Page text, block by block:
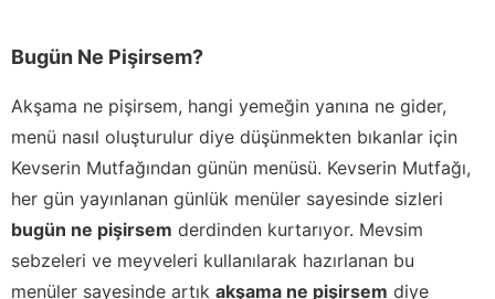
Bugün Ne Pişirsem?
Akşama ne pişirsem, hangi yemeğin yanına ne gider,
menü nasıl oluşturulur diye düşünmekten bıkanlar için
Kevserin Mutfağından günün menüsü. Kevserin Mutfağı,
her gün yayınlanan günlük menüler sayesinde sizleri
bugün ne pişirsem derdinden kurtarıyor. Mevsim
sebzeleri ve meyveleri kullanılarak hazırlanan bu
menüler sayesinde artık akşama ne pişirsem diye